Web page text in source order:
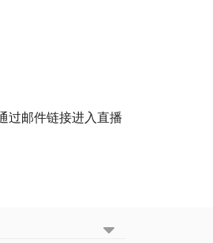
过邮件链接进入直播